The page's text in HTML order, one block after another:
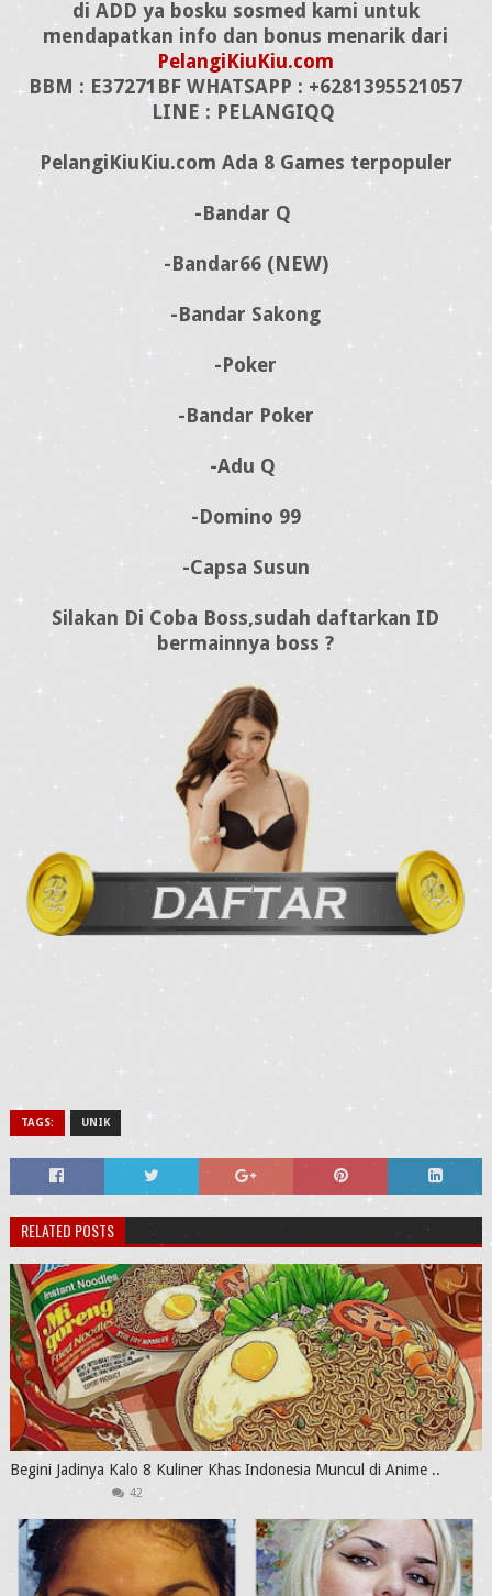
di ADD ya bosku sosmed kami untuk
mendapatkan info dan bonus menarik dari
PelangiKiuKiu.com
BBM : E37271BF WHATSAPP : +6281395521057
LINE : PELANGIQQ
PelangiKiuKiu.com Ada 8 Games terpopuler
-Bandar Q
-Bandar66 (NEW)
-Bandar Sakong
-Poker
-Bandar Poker
-Adu Q
-Domino 99
-Capsa Susun
Silakan Di Coba Boss,sudah daftarkan ID
bermainnya boss ?
TAGS: UNIK
RELATED POSTS
Begini Jadinya Kalo 8 Kuliner Khas Indonesia Muncul di Anime ..
42